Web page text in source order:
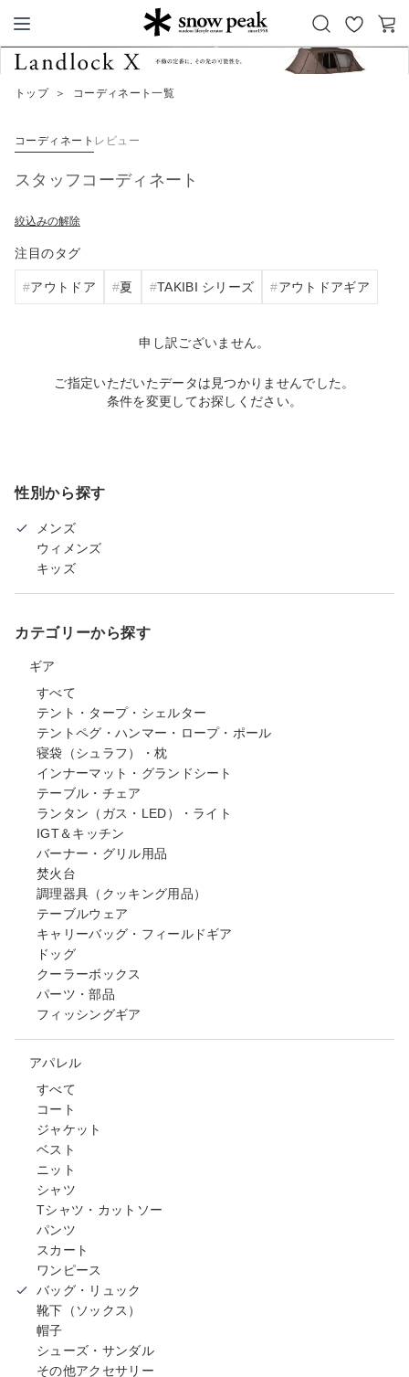
Snow Peak
お
気
カ
トップ ＞ コーディネート一覧
コーディネート レビュー
スタッフコーディネート
絞込みの解除
注目のタグ
アウトドア 夏 TAKIBI シリーズ アウトドアギア
申し訳ございません。
ご指定いただいたデータは見つかりませんでした。
条件を変更してお探しください。
性別から探す
メンズ
ウィメンズ
キッズ
カテゴリーから探す
ギア
すべて
テント・タープ・シェルター
テントペグ・ハンマー・ロープ・ポール
寝袋（シュラフ）・枕
インナーマット・グランドシート
テーブル・チェア
ランタン（ガス・LED）・ライト
IGT＆キッチン
バーナー・グリル用品
焚火台
調理器具（クッキング用品）
テーブルウェア
キャリーバッグ・フィールドギア
ドッグ
クーラーボックス
パーツ・部品
フィッシングギア
アパレル
すべて
コート
ジャケット
ベスト
ニット
シャツ
Tシャツ・カットソー
パンツ
スカート
ワンピース
バッグ・リュック
靴下（ソックス）
帽子
シューズ・サンダル
その他アクセサリー